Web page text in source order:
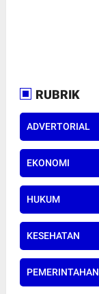
RUBRIK
ADVERTORIAL
EKONOMI
HUKUM
KESEHATAN
PEMERINTAHAN